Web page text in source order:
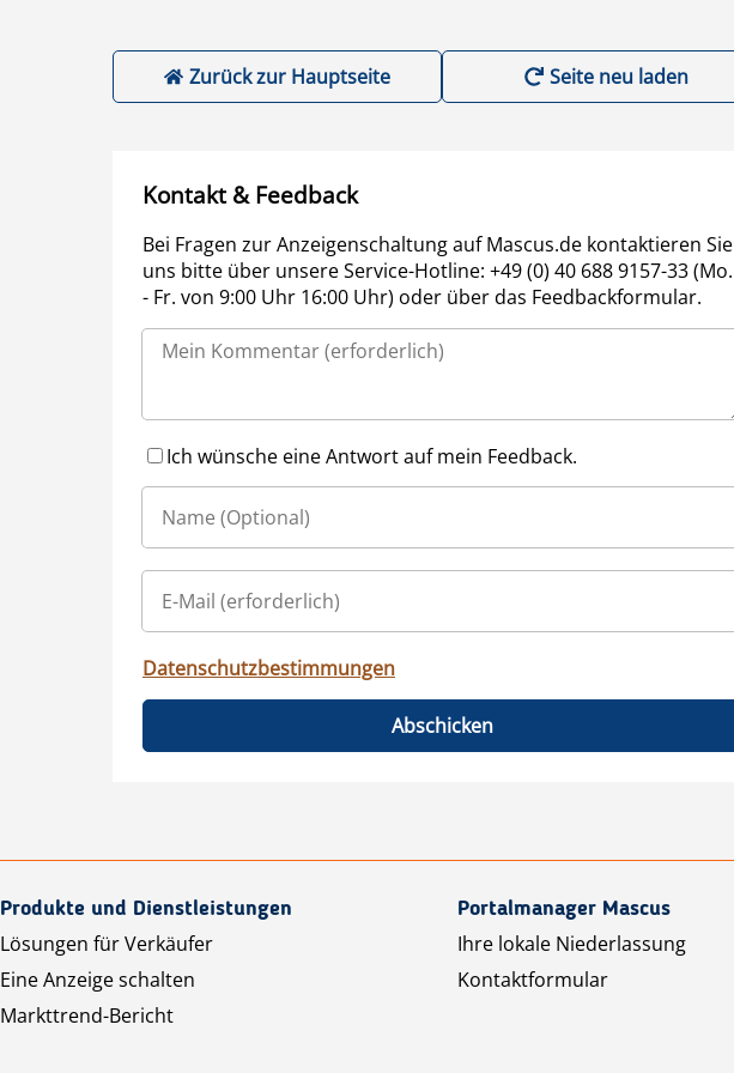
Zurück zur Hauptseite Seite neu laden
Kontakt & Feedback
Bei Fragen zur Anzeigenschaltung auf Mascus.de kontaktieren Sie
uns bitte über unsere Service-Hotline: +49 (0) 40 688 9157-33 (Mo.
- Fr. von 9:00 Uhr 16:00 Uhr) oder über das Feedbackformular.
Ich wünsche eine Antwort auf mein Feedback.
Datenschutzbestimmungen
Abschicken
Produkte und Dienstleistungen
Lösungen für Verkäufer
Eine Anzeige schalten
Markttrend-Bericht
Portalmanager Mascus
Ihre lokale Niederlassung
Kontaktformular